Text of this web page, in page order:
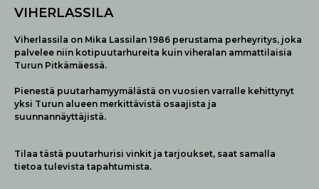
VIHERLASSILA
Viherlassila on Mika Lassilan 1986 perustama perheyritys, joka
palvelee niin kotipuutarhureita kuin viheralan ammattilaisia
Turun Pitkämäessä.
Pienestä puutarhamyymälästä on vuosien varralle kehittynyt
yksi Turun alueen merkittävistä osaajista ja
suunnannäyttäjistä.
Tilaa tästä puutarhurisi vinkit ja tarjoukset, saat samalla
tietoa tulevista tapahtumista.